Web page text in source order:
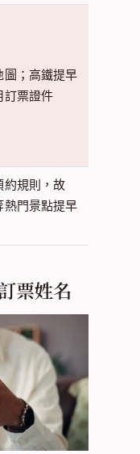
圖；高鐵提早
訂票證件
約規則，故
熱門景點提早
票姓名